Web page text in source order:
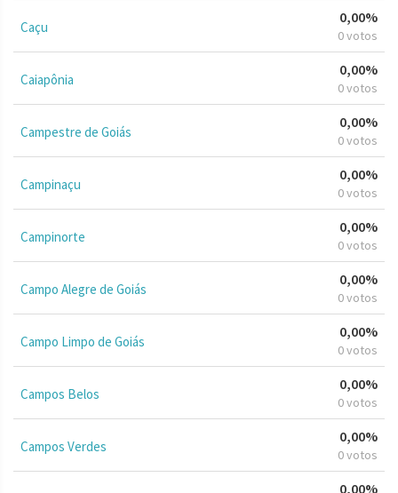
Caçu
0,00%
0 votos
Caiapônia
0,00%
0 votos
Campestre de Goiás
0,00%
0 votos
Campinaçu
0,00%
0 votos
Campinorte
0,00%
0 votos
Campo Alegre de Goiás
0,00%
0 votos
Campo Limpo de Goiás
0,00%
0 votos
Campos Belos
0,00%
0 votos
Campos Verdes
0,00%
0 votos
0,00%